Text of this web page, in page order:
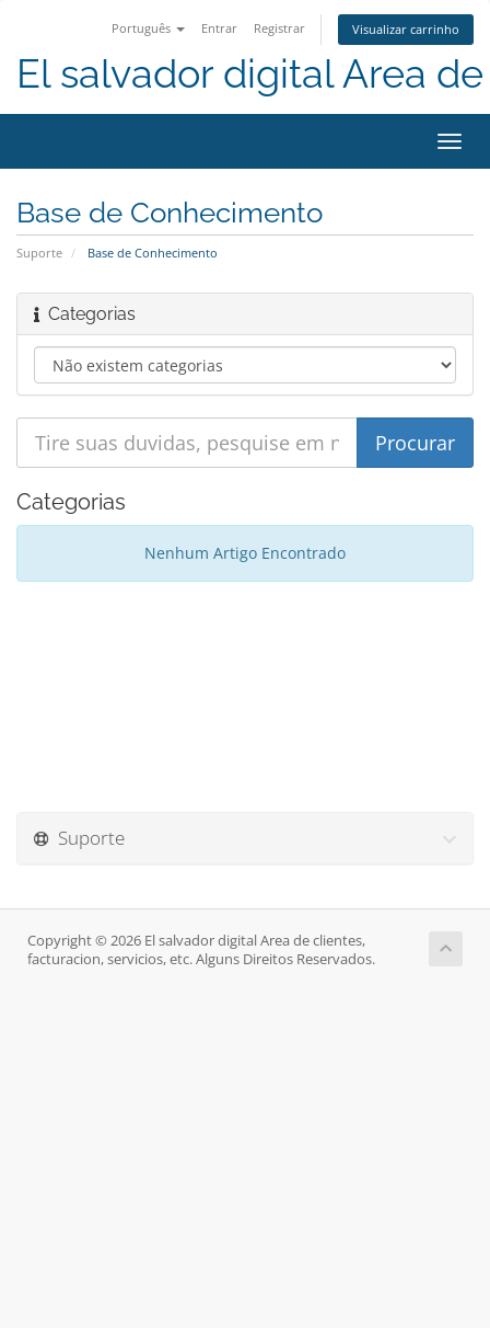
Português Entrar Registrar Visualizar carrinho
El salvador digital Area
Base de Conhecimento
Suporte Base de Conhecimento
Categorias
Categorias
Nenhum Artigo Encontrado
Suporte
Copyright © 2026 El salvador digital Area de clientes,
facturacion, servicios, etc. Alguns Direitos Reservados.